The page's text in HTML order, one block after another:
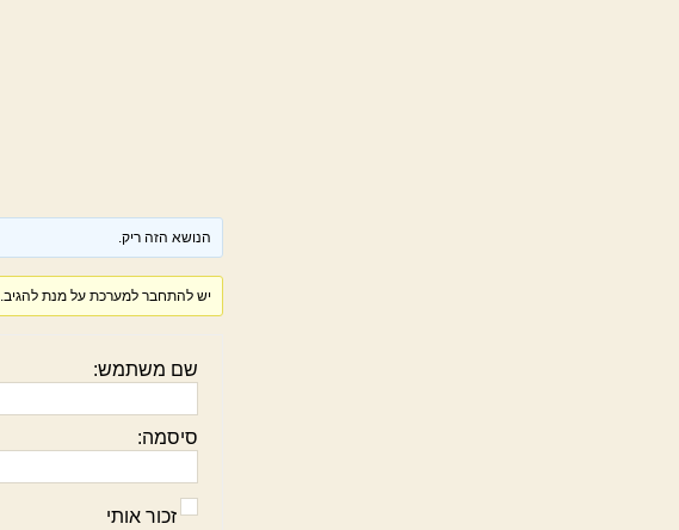
הנושא הזה ריק.
יש להתחבר למערכת על מנת להגיב.
שם משתמש:
סיסמה:
זכור אותי